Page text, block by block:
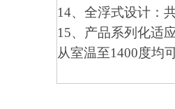
14、全浮式设计：
15、产品系列化适
从室温至1400度均